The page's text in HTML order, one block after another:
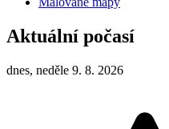
Aktuální počasí
dnes, neděle 9. 8. 2026